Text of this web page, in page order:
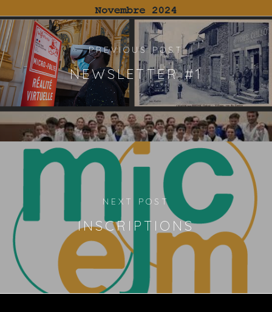
PREVIOUS POST
NEWSLETTER #1
NEXT POST
INSCRIPTIONS